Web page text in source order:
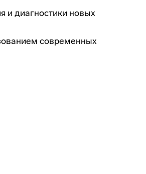
и диагностики новых
современных